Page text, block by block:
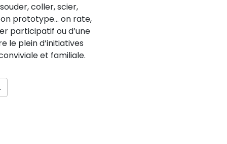
coller, scier,
prototype… on rate,
participatif ou d’une
le plein d’initiatives
et familiale.